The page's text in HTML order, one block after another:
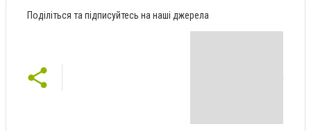
Поділіться та підписуйтесь на наші джерела